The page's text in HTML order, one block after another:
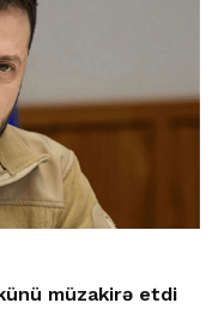
müzakirə etdi